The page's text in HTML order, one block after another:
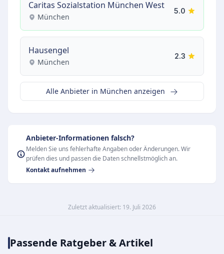
Caritas Sozialstation München West
München
5.0
Hausengel
München
2.3
Alle Anbieter in München anzeigen
Anbieter-Informationen falsch?
Melden Sie uns fehlerhafte Angaben oder Änderungen. Wir
prüfen dies und passen die Daten schnellstmöglich an.
Kontakt aufnehmen
Zuletzt aktualisiert: 19. Juli 2026
Passende Ratgeber & Artikel